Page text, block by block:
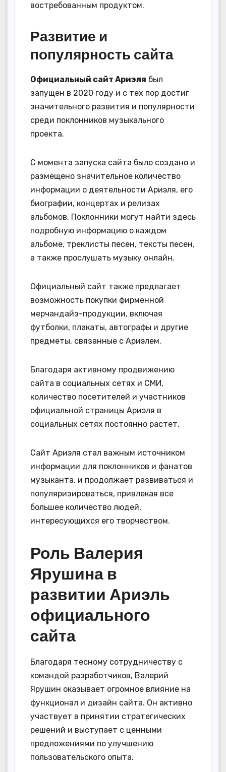
востребованным продуктом.
Развитие и
популярность сайта
Официальный сайт Ариэля был
запущен в 2020 году и с тех пор достиг
значительного развития и популярности
среди поклонников музыкального
проекта.
С момента запуска сайта было создано и
размещено значительное количество
информации о деятельности Ариэля, его
биографии, концертах и релизах
альбомов. Поклонники могут найти здесь
подробную информацию о каждом
альбоме, треклисты песен, тексты песен,
а также прослушать музыку онлайн.
Официальный сайт также предлагает
возможность покупки фирменной
мерчандайз-продукции, включая
футболки, плакаты, автографы и другие
предметы, связанные с Ариэлем.
Благодаря активному продвижению
сайта в социальных сетях и СМИ,
количество посетителей и участников
официальной страницы Ариэля в
социальных сетях постоянно растет.
Сайт Ариэля стал важным источником
информации для поклонников и фанатов
музыканта, и продолжает развиваться и
популяризироваться, привлекая все
большее количество людей,
интересующихся его творчеством.
Роль Валерия
Ярушина в
развитии Ариэль
официального
сайта
Благодаря тесному сотрудничеству с
командой разработчиков, Валерий
Ярушин оказывает огромное влияние на
функционал и дизайн сайта. Он активно
участвует в принятии стратегических
решений и выступает с ценными
предложениями по улучшению
пользовательского опыта.